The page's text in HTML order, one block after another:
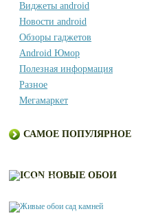
Виджеты android
Новости android
Обзоры гаджетов
Android Юмор
Полезная информация
Разное
Мегамаркет
САМОЕ ПОПУЛЯРНОЕ
НОВЫЕ ОБОИ
КАМНЕЙ